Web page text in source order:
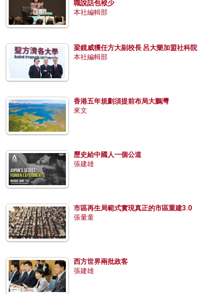
職說話包袱少
本社編輯部
梁鏡威獲任方大副校長 呂大樂加盟社科院
本社編輯部
香港五年規劃須提前布局大鵬灣
來文
歷史給中國人一個公道
張建雄
市區再生局範式實現真正的市區重建3.0
張量童
西方世界兩批政客
張建雄